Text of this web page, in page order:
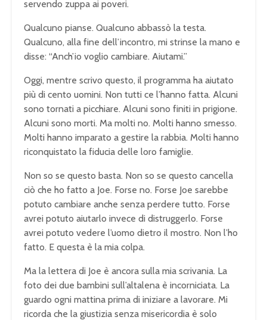
servendo zuppa ai poveri.
Qualcuno pianse. Qualcuno abbassò la testa.
Qualcuno, alla fine dell’incontro, mi strinse la mano e
disse: “Anch’io voglio cambiare. Aiutami.”
Oggi, mentre scrivo questo, il programma ha aiutato
più di cento uomini. Non tutti ce l’hanno fatta. Alcuni
sono tornati a picchiare. Alcuni sono finiti in prigione.
Alcuni sono morti. Ma molti no. Molti hanno smesso.
Molti hanno imparato a gestire la rabbia. Molti hanno
riconquistato la fiducia delle loro famiglie.
Non so se questo basta. Non so se questo cancella
ciò che ho fatto a Joe. Forse no. Forse Joe sarebbe
potuto cambiare anche senza perdere tutto. Forse
avrei potuto aiutarlo invece di distruggerlo. Forse
avrei potuto vedere l’uomo dietro il mostro. Non l’ho
fatto. E questa è la mia colpa.
Ma la lettera di Joe è ancora sulla mia scrivania. La
foto dei due bambini sull’altalena è incorniciata. La
guardo ogni mattina prima di iniziare a lavorare. Mi
ricorda che la giustizia senza misericordia è solo